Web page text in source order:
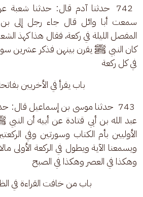
742  حدثنا آدم قال: حدثنا
سمعت أبا وائل قال جاء رجل إلى
المفصل الليلة في ركعة، فقال هذا كهذ
كان النبي ﷺ يقرن بينهن فذكر عشرين
في كل ركعة
باب يقرأ في الأخريين
743  حدثنا موسى بن إسماعيل
عبد الله بن أبي قتادة عن أبيه أن النبي
الأوليين بأم الكتاب وسورتين وفي
ويسمعنا الآية ويطول في الركعة الأولى
وهكذا في العصر وهكذا في الصبح
باب من خافت القراءة في